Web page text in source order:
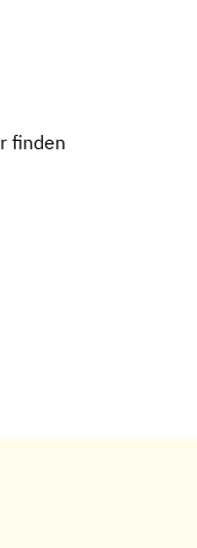
finden